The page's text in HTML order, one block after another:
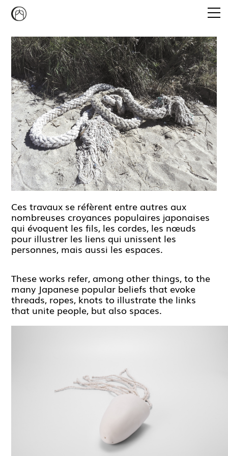
Emi Agathe Naito
CONVERSATION PIECE
STUDIO MUKAIYAMA
CURATORIAL PROGRAM
NEWS
CONTACT
Ces travaux se réfèrent entre autres aux
nombreuses croyances populaires japonaises
qui évoquent les fils, les cordes, les nœuds
pour illustrer les liens qui unissent les
personnes, mais aussi les espaces.
These works refer, among other things, to the
many Japanese popular beliefs that evoke
threads, ropes, knots to illustrate the links
that unite people, but also spaces.